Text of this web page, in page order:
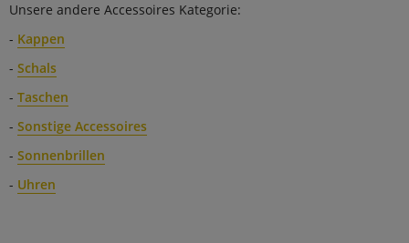
Unsere andere Accessoires Kategorie:
- Kappen
- Schals
- Taschen
- Sonstige Accessoires
- Sonnenbrillen
- Uhren